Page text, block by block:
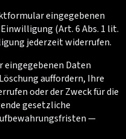
eingegebenen
(Art. 6 Abs. 1 lit.
jederzeit widerrufen.
Daten
auffordern, Ihre
oder der Zweck für die
gesetzliche
—